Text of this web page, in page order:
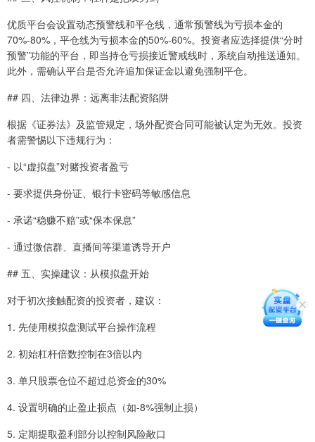
优质平台会设置动态预警线和平仓线，通常预警线为亏损本金的
70%-80%，平仓线为亏损本金的50%-60%。投资者应选择提供“分时
预警”功能的平台，即当持仓亏损接近警戒线时，系统自动推送通知。
此外，需确认平台是否允许追加保证金以避免强制平仓。
## 四、法律边界：远离非法配资陷阱
根据《证券法》及监管规定，场外配资合同可能被认定为无效。投资
者需警惕以下违规行为：
- 以“虚拟盘”对赌投资者盈亏
- 要求提供身份证、银行卡密码等敏感信息
- 承诺“稳赚不赔”或“保本保息”
- 通过微信群、直播间等渠道诱导开户
## 五、实操建议：从模拟盘开始
对于初次接触配资的投资者，建议：
1. 先使用模拟盘测试平台操作流程
2. 初始杠杆倍数控制在3倍以内
3. 单只股票仓位不超过总资金的30%
4. 设置明确的止盈止损点（如-8%强制止损）
5. 定期提取盈利部分以控制风险敞口